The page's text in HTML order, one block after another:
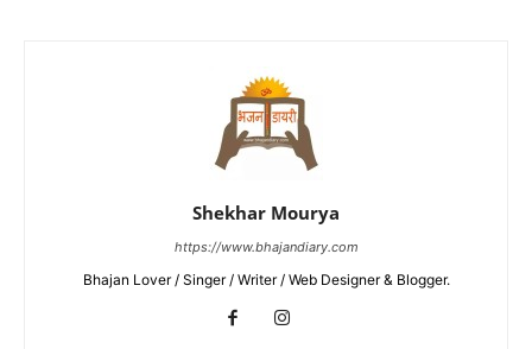
Shekhar Mourya
https://www.bhajandiary.com
Bhajan Lover / Singer / Writer / Web Designer & Blogger.